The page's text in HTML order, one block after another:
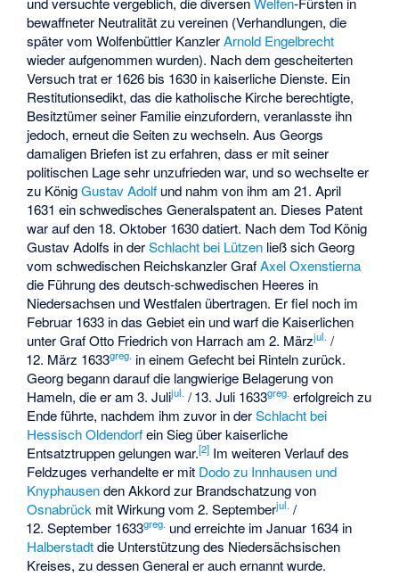
bewaffneter Neutralität zu vereinen (Verhandlungen, die
später vom Wolfenbüttler KanzlerArnold Engelbrecht
wieder aufgenommen wurden). Nach dem gescheiterten
Versuch trat er 1626 bis 1630 in kaiserliche Dienste. Ein
Restitutionsedikt, das die katholische Kirche berechtigte,
Besitztümer seiner Familie einzufordern, veranlasste ihn
jedoch, erneut die Seiten zu wechseln. Aus Georgs
damaligen Briefen ist zu erfahren, dass er mit seiner
politischen Lage sehr unzufrieden war, und so wechselte er
zu KönigGustav Adolf und nahm von ihm am 21. April
1631 ein schwedisches Generalspatent an. Dieses Patent
war auf den 18. Oktober 1630 datiert. Nach dem Tod König
Gustav Adolfs in derSchlacht bei Lützen ließ sich Georg
vom schwedischen Reichskanzler GrafAxel Oxenstierna
die Führung des deutsch-schwedischen Heeres in
Niedersachsen und Westfalen übertragen. Er fiel noch im
Februar 1633 in das Gebiet ein und warf die Kaiserlichen
unter GrafOtto Friedrich von Harracham 2. Märzjul. /
12. März 1633greg.in einem Gefecht bei Rinteln zurück.
Georg begann darauf die langwierige Belagerung von
Hameln, die er am 3. Julijul. /13. Juli 1633greg.erfolgreich zu
Ende führte, nachdem ihm zuvor in derSchlacht bei
Hessisch Oldendorfein Sieg über kaiserliche
Entsatztruppen gelungen war.[2] Im weiteren Verlauf des
Feldzuges verhandelte er mit Dodo zu Innhausen und
Knyphausenden Akkord zur Brandschatzung von
Osnabrück mit Wirkung vom 2. Septemberjul. /
12. September 1633greg.und erreichte im Januar 1634 in
Halberstadtdie Unterstützung des Niedersächsischen
Kreises, zu dessen General er auch ernannt wurde.